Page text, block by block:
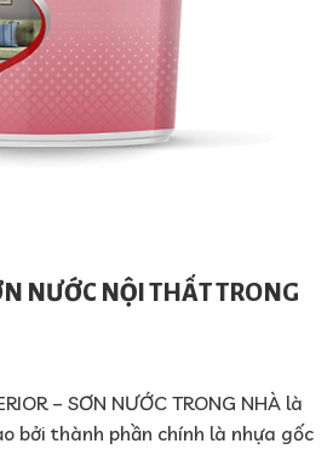
NƯỚC NỘI THẤT TRONG
– SƠN NƯỚC TRONG NHÀ là
bởi thành phần chính là nhựa gốc